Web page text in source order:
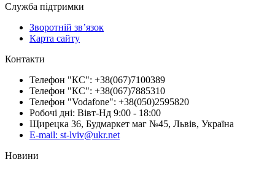
Служба підтримки
Зворотній зв’язок
Карта сайту
Контакти
Телефон "КС": +38(067)7100389
Телефон "КС": +38(067)7885310
Телефон "Vodafone": +38(050)2595820
Робочі дні: Вівт-Нд 9:00 - 18:00
Щирецка 36, Будмаркет маг №45, Львів, Україна
E-mail: st-lviv@ukr.net
Новини